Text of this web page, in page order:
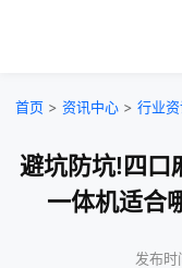
首页 > 资讯中心 > 行业资
避坑防坑!四口
一体机适合
发布